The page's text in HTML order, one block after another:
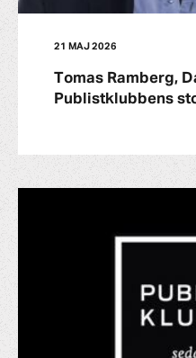
21 MAJ 2026
Tomas Ramberg,
Publistklubbens